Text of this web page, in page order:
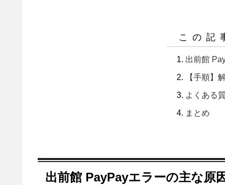
この記
出前館
【手順】
よくある
まとめ
出前館 PayPayエラーの主な原